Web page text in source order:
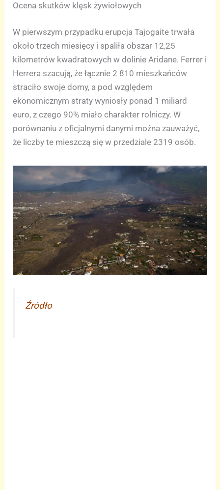
Ocena skutków klęsk żywiołowych
W pierwszym przypadku erupcja Tajogaite trwała
około trzech miesięcy i spaliła obszar 12,25
kilometrów kwadratowych w dolinie Aridane. Ferrer i
Herrera szacują, że łącznie 2 810 mieszkańców
straciło swoje domy, a pod względem
ekonomicznym straty wyniosły ponad 1 miliard
euro, z czego 90% miało charakter rolniczy. W
porównaniu z oficjalnymi danymi można zauważyć,
że liczby te mieszczą się w przedziale 2319 osób.
Źródło